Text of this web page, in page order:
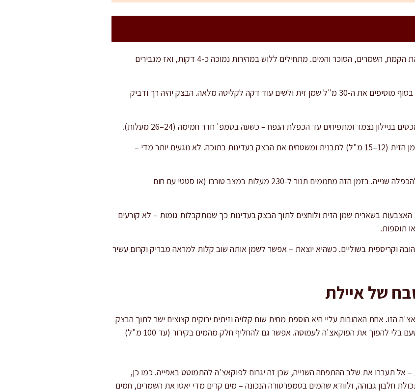
בקערת מיקסר עם וו לישה, מערבבים את הקמח, השמרים, הסוכר והמים. מתחילים ללוש במהירות נמוכה כ-4 דקות, ואז מגבירים
מוסיפים את המלח ולשים עוד 2 דקות. בסוף מוסיפים את ה-30 מ"ל שמן זית ולשים עוד דקה לקליטה מלאה. הבצק יהיה רך ודביק
נצמד ומתפיחים עד הכפלת הנפח – כשעה בטמפ' חדר חמימה (24–26 מעלות).
בתום ההתפחה, יוצקים כחצי מכמות שמן הזית (12–15 מ"ל) לתבנית ומשטחים את הבצק בעדינות בתוכה. לא נוגעים יותר מדי –
מתפיחים כ-30–40 דקות נוספות עד להכפלה שנייה. בזמן הזה מחממים תנור ל-230 מעלות במצב טורבו (או סטטי עם חום
בשארית שמן הזית ולוחצים לתוך הבצק בעדינות כך שמתקבלות גומות – לא קורעים
תוספות.
זהובה וקריספית בשוליים. כשהיא יוצאת – אפשר לשמן אותה שוב קלות למראה מבריק וקרום עשיר
של איילת
הזו. אחת האהובות עליי היא הוספת מחית שום קלויה וזיתים ירוקים קצוצים ישר לתוך הבצק
בשלב הלישה – זה מתחזק את הארומה והטעם בלי להפוך את הפוקאצ'ה לעמוסה. אפשר גם להחליף חלק מהמים בקירור (עד 100 מ"ל)
תעברו את שלב ההתפחה השנייה, שכן זה יגרום לפוקאצ'ה להתמוטט באפייה. כמו כן,
חלבון גבוהה, ולוודא שהמים בטמפרטורה הנכונה – מים קרים מדי יאטו את השמרים, חמים